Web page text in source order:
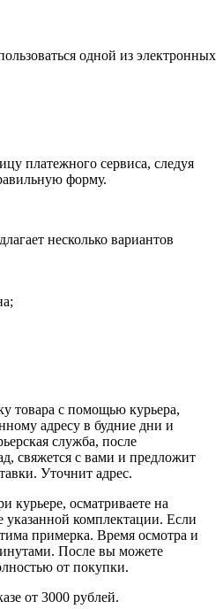
одной из электронных
платежного сервиса, следуя
форму.
несколько вариантов
товара с помощью курьера,
адресу в будние дни и
служба, после
свяжется с вами и предложит
Уточнит адрес.
курьере, осматриваете на
указанной комплектации. Если
примерка. Время осмотра и
После вы можете
от покупки.
от 3000 рублей.